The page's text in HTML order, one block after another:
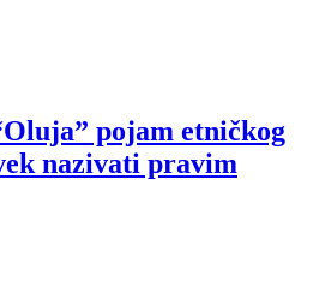
pojam etničkog
nazivati pravim